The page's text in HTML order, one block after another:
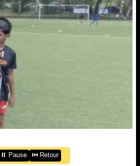
⏸️ Pause ⏮️ Retour